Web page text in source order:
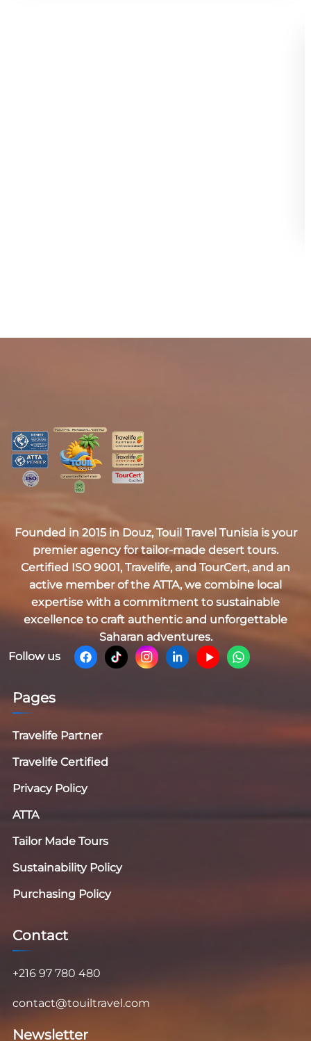
Founded in 2015 in Douz, Touil Travel Tunisiais your
premier agency for tailor-made desert tours.
Certified ISO 9001, Travelife, and TourCert, and an
active member of the ATTA, we combine local
expertise with a commitment to sustainable
excellence to craft authentic and unforgettable
Saharan adventures.
Follow us
Pages
Travelife Partner
Travelife Certified
Privacy Policy
ATTA
Tailor Made Tours
Sustainability Policy
Purchasing Policy
Contact
+216 97 780 480
contact@touiltravel.com
Newsletter